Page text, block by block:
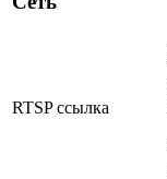
RTSP ссылка